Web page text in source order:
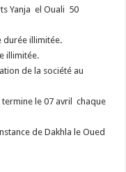
Yanja el Ouali 50
durée illimitée.
illimitée.
de la société au
termine le 07 avril chaque
de Dakhla le Oued